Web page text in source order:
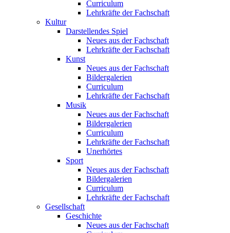
Curriculum
Lehrkräfte der Fachschaft
Kultur
Darstellendes Spiel
Neues aus der Fachschaft
Lehrkräfte der Fachschaft
Kunst
Neues aus der Fachschaft
Bildergalerien
Curriculum
Lehrkräfte der Fachschaft
Musik
Neues aus der Fachschaft
Bildergalerien
Curriculum
Lehrkräfte der Fachschaft
Unerhörtes
Sport
Neues aus der Fachschaft
Bildergalerien
Curriculum
Lehrkräfte der Fachschaft
Gesellschaft
Geschichte
Neues aus der Fachschaft